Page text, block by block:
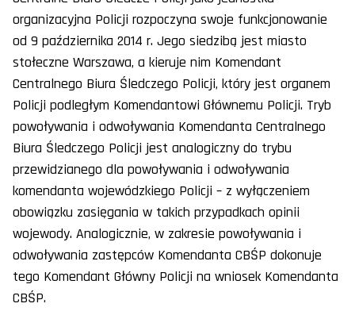
organizacyjna Policji rozpoczyna swoje funkcjonowanie
od 9 października 2014 r. Jego siedzibą jest miasto
stołeczne Warszawa, a kieruje nim Komendant
Centralnego Biura Śledczego Policji, który jest organem
Policji podległym Komendantowi Głównemu Policji. Tryb
powoływania i odwoływania Komendanta Centralnego
Biura Śledczego Policji jest analogiczny do trybu
przewidzianego dla powoływania i odwoływania
komendanta wojewódzkiego Policji – z wyłączeniem
obowiązku zasięgania w takich przypadkach opinii
wojewody. Analogicznie, w zakresie powoływania i
odwoływania zastępców Komendanta CBŚP dokonuje
tego Komendant Główny Policji na wniosek Komendanta
CBŚP.